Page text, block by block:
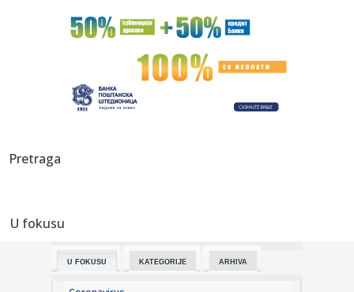
16:27:Михаел Мартенс: Нисам пронашао ...
Kazne do dva miliona dinara i oduzimanje životinja: Šta još
16:24:Od Kine do Orlovata, od Indije do šatora; Vučićev tempo
125 mili...
16:22:
16:22: Počela sanacija dva banjalučka igrališta
Pretraga
U fokusu
U FOKUSU KATEGORIJE ARHIVA